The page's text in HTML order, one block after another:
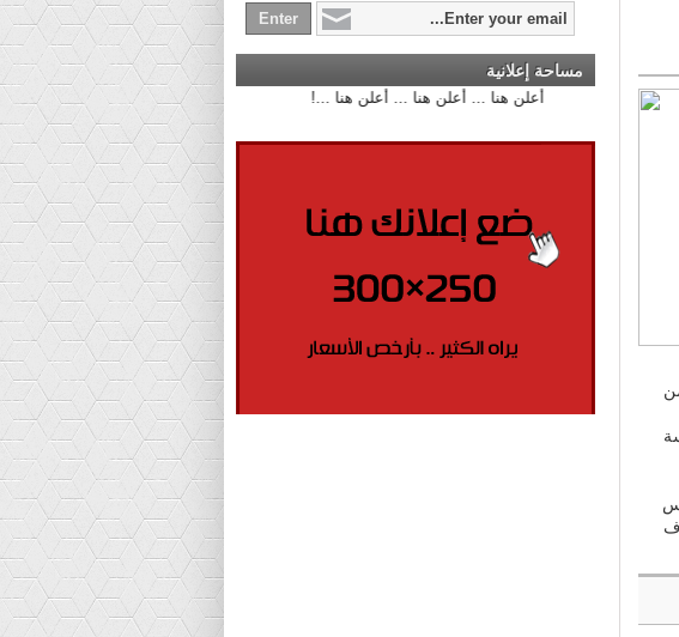
تصل 2500 رأس من الضأن و 300 رأس
مساحة إعلانية
أعلن هنا ... أعلن هنا ... أعلن هنا ...!